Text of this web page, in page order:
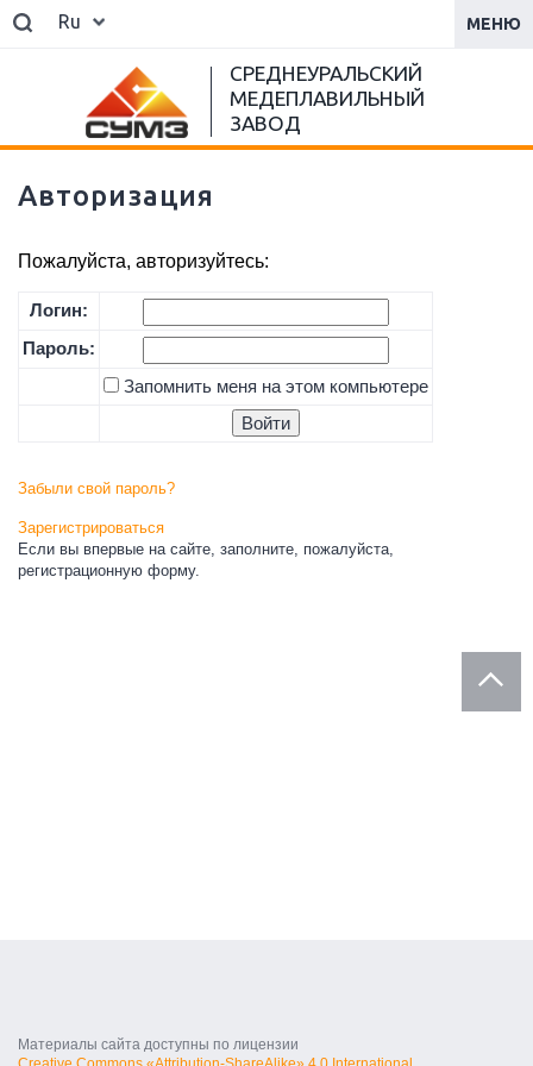
Ru МЕНЮ
СРЕДНЕУРАЛЬСКИЙ
МЕДЕПЛАВИЛЬНЫЙ
ЗАВОД
Авторизация
Пожалуйста, авторизуйтесь:
Логин:
Пароль:
Запомнить меня на этом компьютере
Забыли свой пароль?
Зарегистрироваться
Если вы впервые на сайте, заполните, пожалуйста,
регистрационную форму.
Материалы сайта доступны по лицензии